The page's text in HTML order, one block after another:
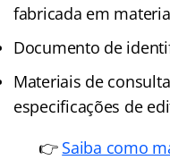
fabricada em
Documento de
Materiais de
especificações de
👉 Saiba como